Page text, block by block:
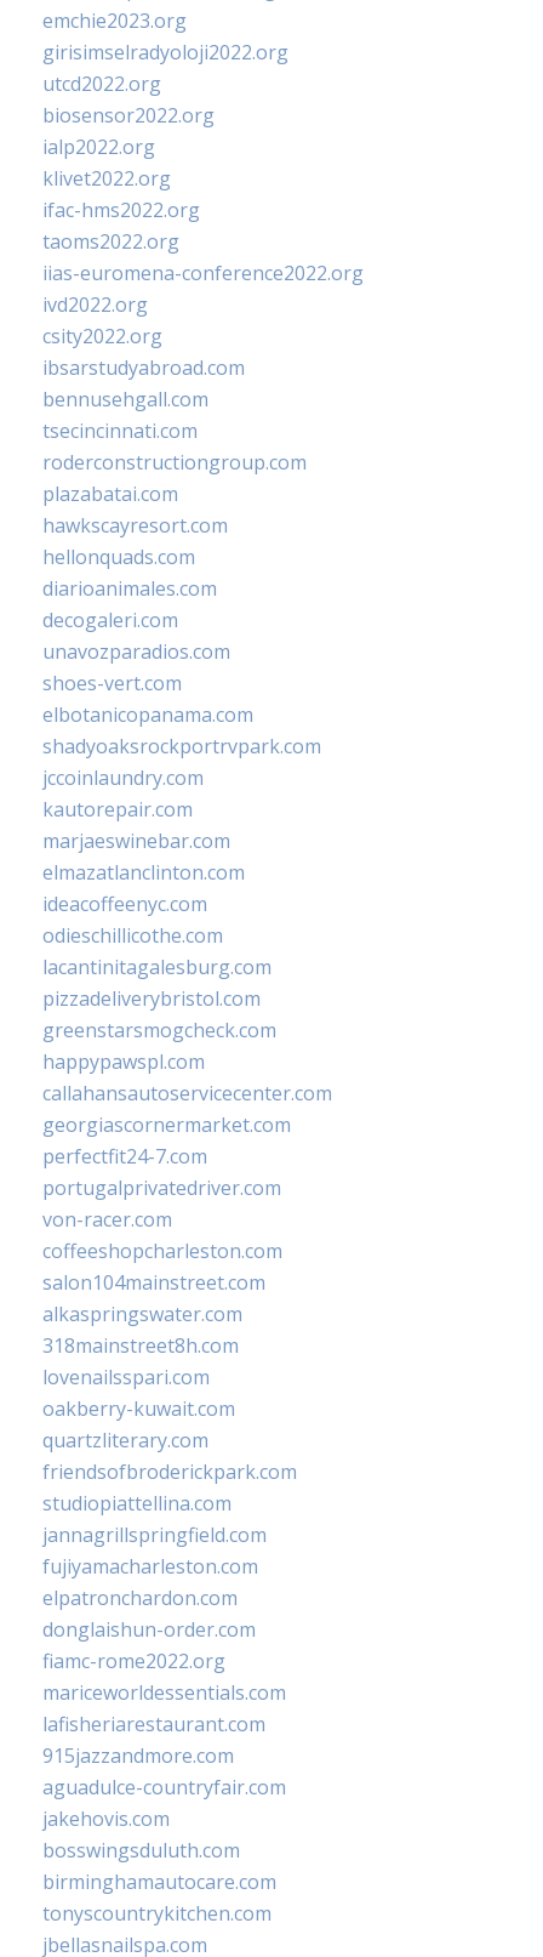
emchie2023.org
girisimselradyoloji2022.org
utcd2022.org
biosensor2022.org
ialp2022.org
klivet2022.org
ifac-hms2022.org
taoms2022.org
iias-euromena-conference2022.org
ivd2022.org
csity2022.org
ibsarstudyabroad.com
bennusehgall.com
tsecincinnati.com
roderconstructiongroup.com
plazabatai.com
hawkscayresort.com
hellonquads.com
diarioanimales.com
decogaleri.com
unavozparadios.com
shoes-vert.com
elbotanicopanama.com
shadyoaksrockportrvpark.com
jccoinlaundry.com
kautorepair.com
marjaeswinebar.com
elmazatlanclinton.com
ideacoffeenyc.com
odieschillicothe.com
lacantinitagalesburg.com
pizzadeliverybristol.com
greenstarsmogcheck.com
happypawspl.com
callahansautoservicecenter.com
georgiascornermarket.com
perfectfit24-7.com
portugalprivatedriver.com
von-racer.com
coffeeshopcharleston.com
salon104mainstreet.com
alkaspringswater.com
318mainstreet8h.com
lovenailsspari.com
oakberry-kuwait.com
quartzliterary.com
friendsofbroderickpark.com
studiopiattellina.com
jannagrillspringfield.com
fujiyamacharleston.com
elpatronchardon.com
donglaishun-order.com
fiamc-rome2022.org
mariceworldessentials.com
lafisheriarestaurant.com
915jazzandmore.com
aguadulce-countryfair.com
jakehovis.com
bosswingsduluth.com
birminghamautocare.com
tonyscountrykitchen.com
jbellasnailspa.com